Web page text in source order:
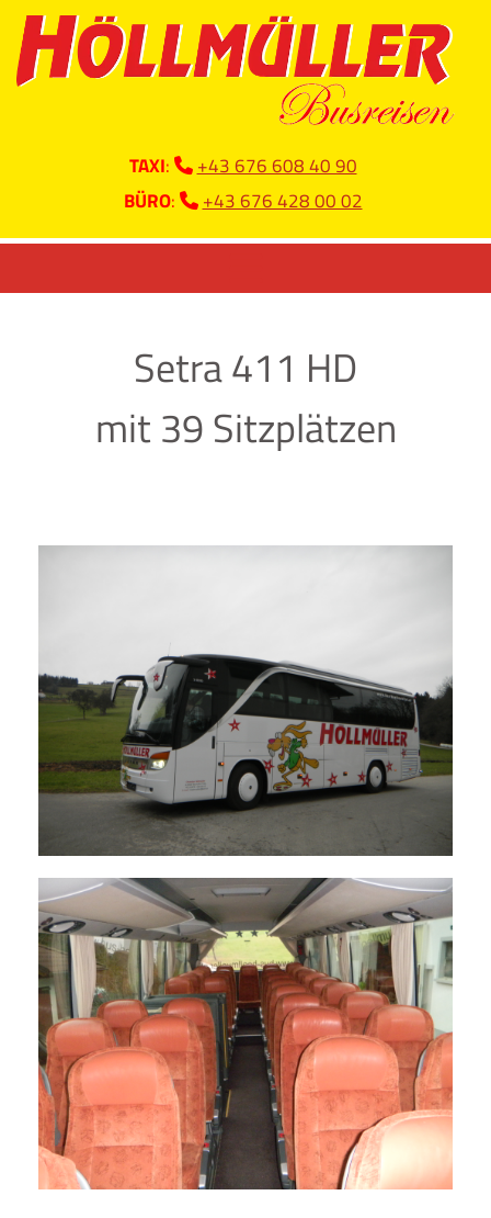
TAXI:  +43 676 608 40 90
BÜRO:  +43 676 428 00 02
Setra 411 HD
mit 39 Sitzplätzen